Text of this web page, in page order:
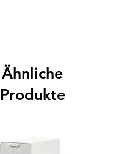
Ähnliche
Produkte